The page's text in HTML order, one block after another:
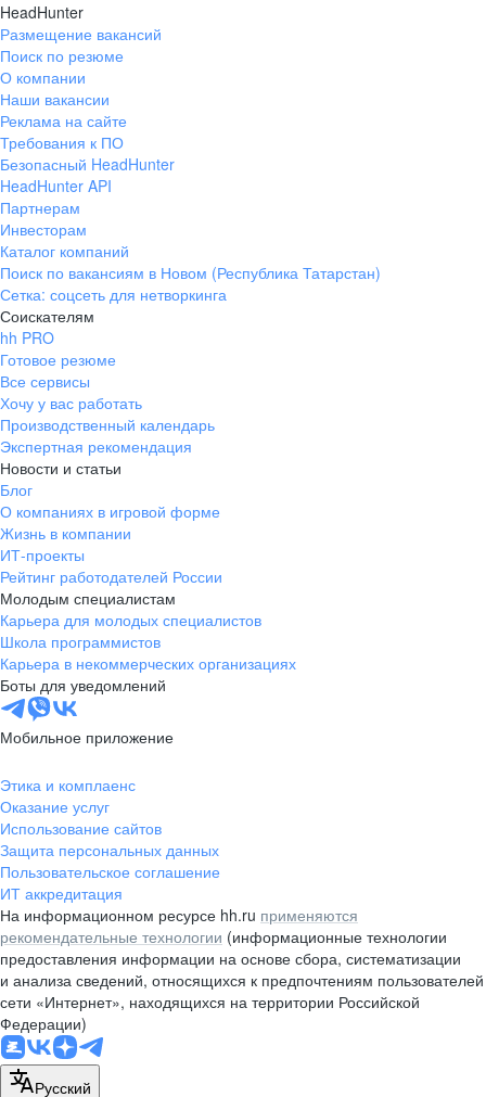
HeadHunter
Размещение вакансий
Поиск по резюме
О компании
Наши вакансии
Реклама на сайте
Требования к ПО
Безопасный HeadHunter
HeadHunter API
Партнерам
Инвесторам
Каталог компаний
Поиск по вакансиям в Новом (Республика Татарстан)
Сетка: соцсеть для нетворкинга
Соискателям
hh PRO
Готовое резюме
Все сервисы
Хочу у вас работать
Производственный календарь
Экспертная рекомендация
Новости и статьи
Блог
О компаниях в игровой форме
Жизнь в компании
ИТ-проекты
Рейтинг работодателей России
Молодым специалистам
Карьера для молодых специалистов
Школа программистов
Карьера в некоммерческих организациях
Боты для уведомлений
Мобильное приложение
Этика и комплаенс
Оказание услуг
Использование сайтов
Защита персональных данных
Пользовательское соглашение
ИТ аккредитация
На информационном ресурсе hh.ru применяются
рекомендательные технологии (информационные технологии
предоставления информации на основе сбора, систематизации
и анализа сведений, относящихся к предпочтениям пользователей
сети «Интернет», находящихся на территории Российской
Федерации)
Русский